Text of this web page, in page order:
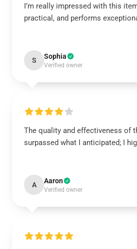
I’m really impressed with this
practical, and performs
S Sophia
Verified owner
The quality and effectiveness of
surpassed what I anticipated; I
A Aaron
Verified owner